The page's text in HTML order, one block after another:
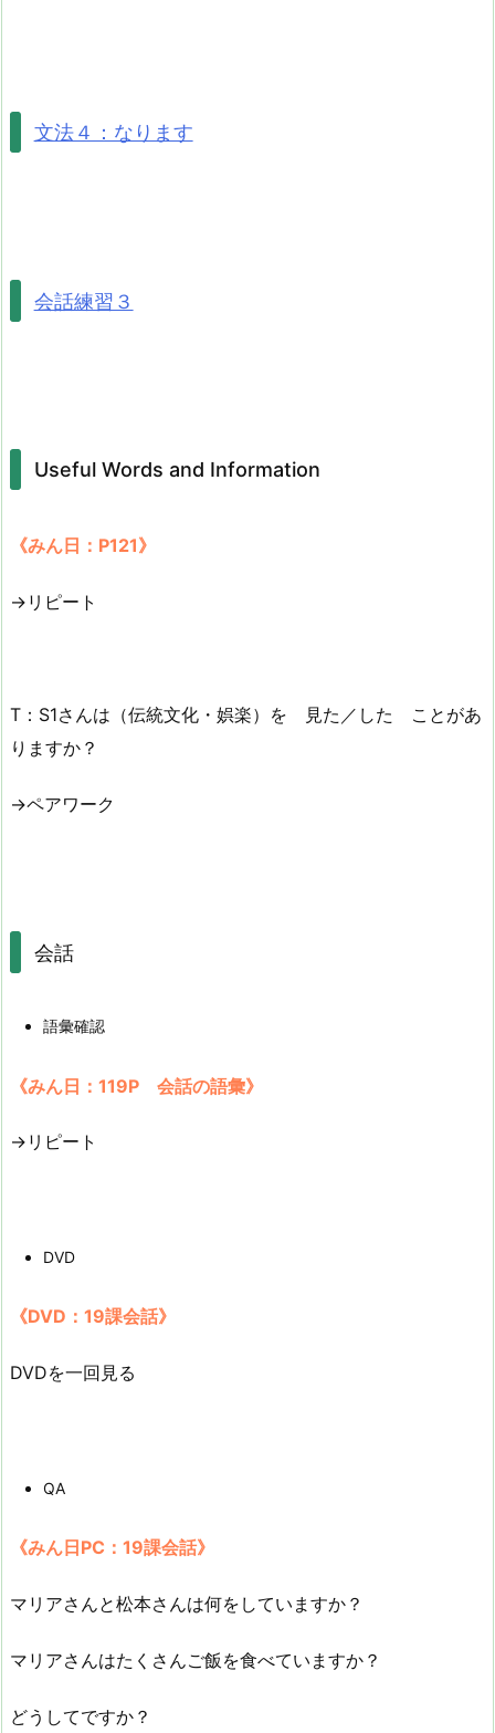
文法４：なります
会話練習３
Useful Words and Information
《みん日：P121》
→リピート
T：S1さんは（伝統文化・娯楽）を 見た／した ことがあ
りますか？
→ペアワーク
会話
語彙確認
《みん日：119P 会話の語彙》
→リピート
DVD
《DVD：19課会話》
DVDを一回見る
QA
《みん日PC：19課会話》
マリアさんと松本さんは何をしていますか？
マリアさんはたくさんご飯を食べていますか？
どうしてですか？